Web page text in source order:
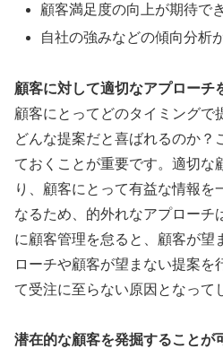
顧客満足度の向上が期待で
自社の強みなどの傾向分析
顧客に対して適切なアプローチ
顧客にとってどのタイミングで
どんな提案だと喜ばれるのか？
ておくことが重要です。適切な
り、顧客にとって有益な情報を
なるため、的外れなアプローチ
に顧客管理を怠ると、顧客が望
ローチや顧客が望まない提案を
て受注に至らない原因となって
潜在的な顧客を発掘することが